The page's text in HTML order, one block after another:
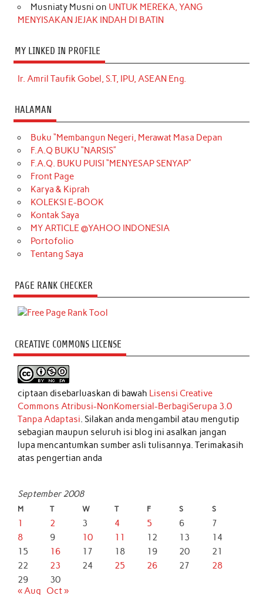
Musniaty Musni on UNTUK MEREKA, YANG
MENYISAKAN JEJAK INDAH DI BATIN
MY LINKED IN PROFILE
Ir. Amril Taufik Gobel, S.T, IPU, ASEAN Eng.
HALAMAN
Buku “Membangun Negeri, Merawat Masa Depan
F.A.Q BUKU “NARSIS”
F.A.Q. BUKU PUISI “MENYESAP SENYAP”
Front Page
Karya & Kiprah
KOLEKSI E-BOOK
Kontak Saya
MY ARTICLE @YAHOO INDONESIA
Portofolio
Tentang Saya
PAGE RANK CHECKER
CREATIVE COMMONS LICENSE
ciptaan disebarluaskan di bawah Lisensi Creative
Commons Atribusi-NonKomersial-BerbagiSerupa 3.0
Tanpa Adaptasi. Silakan anda mengambil atau mengutip
sebagian maupun seluruh isi blog ini asalkan jangan
lupa mencantumkan sumber asli tulisannya. Terimakasih
atas pengertian anda
September 2008
M T W T F S S
1 2 3 4 5 6
7
8
9 10 11 12 13
14
15
16 17 18 19 20
21
22
23 24 25 26 27
28
29
30
« Aug
Oct »